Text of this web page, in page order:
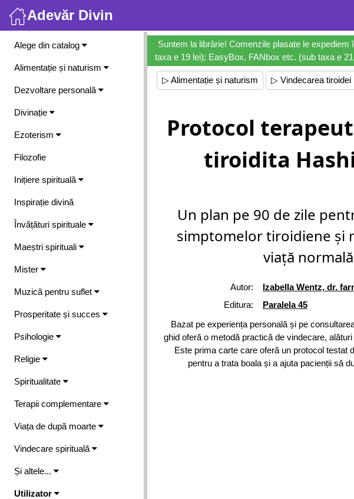
Adevăr Divin
Meniu
Alege din catalog
Alimentație și naturism
Dezvoltare personală
Divinație
Ezoterism
Filozofie
Inițiere spirituală
Inspirație divină
Învățături spirituale
Maeștri spirituali
Mister
Muzică pentru suflet
Prosperitate și succes
Psihologie
Religie
Spiritualitate
Terapii complementare
Viața de după moarte
Vindecare spirituală
Și altele...
Utilizator
Suntem la librărie! Comenzile plasate le
taxa e 19 lei); EasyBox, FANbox etc. (sub taxa e
▷ Alimentație și naturism ▷ Vindecarea tiroidei
Protocol
tiroidita
Un plan pe 90 de zile
simptomelor tiroidiene și
viață normală
Autor:
Izabella Wentz, dr.
Editura:
Paralela 45
Bazat pe experiența personală și pe
ghid oferă o metodă practică de vindecare,
Este prima carte care oferă un protocol testat
pentru a trata boala și a ajuta pacienții să